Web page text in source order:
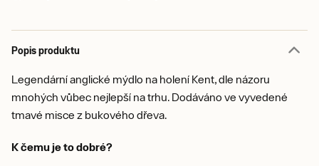
Popis produktu
Legendární anglické mýdlo na holení Kent, dle názoru
mnohých vůbec nejlepší na trhu. Dodáváno ve vyvedené
tmavé misce z bukového dřeva.
K čemu je to dobré?